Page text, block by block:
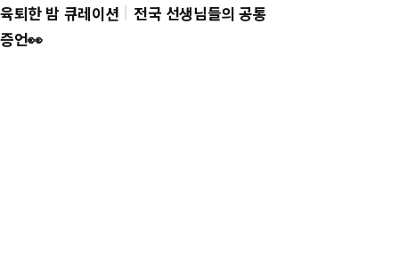
육퇴한 밤 큐레이션
전국 선생님들의 공통
증언👀